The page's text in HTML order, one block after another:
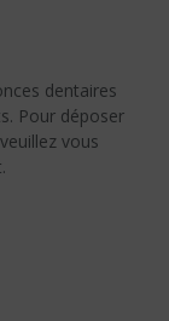
dentaires
Pour déposer
vous